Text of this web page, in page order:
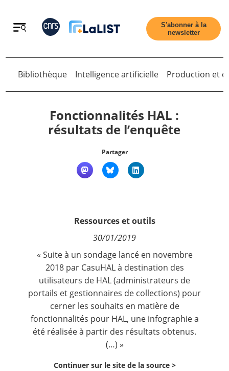
Retour
Nous suivre
S'abonner à la
newsletter
Bibliothèque Intelligence artificielle Production et
Fonctionnalités HAL :
résultats de l’enquête
Partager
Ressources et outils
30/01/2019
« Suite à un sondage lancé en novembre
2018 parCasuHALà destination des
utilisateurs de HAL (administrateurs de
portails et gestionnaires de collections) pour
cerner les souhaits en matière de
fonctionnalités pour HAL, une infographie a
été réalisée à partir des résultats obtenus.
(…) »
Continuer sur le site de la source >